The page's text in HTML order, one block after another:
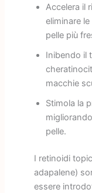
Accelera il
eliminare
pelle più
Inibendo il
macchie
Stimola la
pelle.
I retinoidi
adapalene)
essere